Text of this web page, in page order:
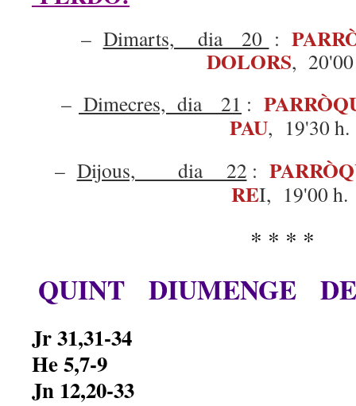
– Dimarts, dia 20 :
DOLORS,
– Dimecres, dia 21 :
PAU, 19'30 h.
– Dijous, dia 22 :
REI, 19'00 h.
* * * *
QUINT DIUMENGE
Jr 31,31-34
He 5,7-9
Jn 12,20-33